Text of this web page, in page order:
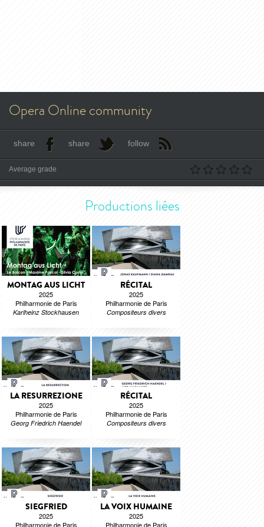
Opera Online community
share share follow
Average grade
Productions liées
MONTAG AUS LICHT
2025
Philharmonie de Paris
Karlheinz Stockhausen
RÉCITAL
2025
Philharmonie de Paris
Compositeurs divers
LA RESURREZIONE
2025
Philharmonie de Paris
Georg Friedrich Haendel
RÉCITAL
2025
Philharmonie de Paris
Compositeurs divers
SIEGFRIED
2025
Philharmonie de Paris
LA VOIX HUMAINE
2025
Philharmonie de Paris